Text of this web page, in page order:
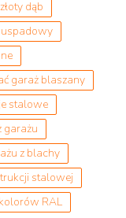
dąb
garaż blaszany
stalowe
garażu
z blachy
stalowej
RAL